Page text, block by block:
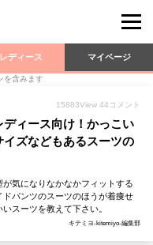
レディース マイページ
を含みます
15883View 44 コメント
ィース向け！かっこい
ズなどもあるスーツの
気になりなかなかフィットする
パンツのスーツのほうが着痩せ
スーツを教えて下さい。
キテミヨ-kitemiyo-編集部